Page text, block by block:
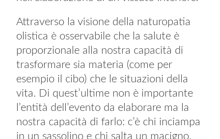
Attraverso la visione della naturopatia
olistica è osservabile che la salute è
proporzionale alla nostra capacità di
trasformare sia materia (come per
esempio il cibo) che le situazioni della
vita. Di quest’ultime non è importante
l’entità dell’evento da elaborare ma la
nostra capacità di farlo: c’è chi inciampa
in un sassolino e chi salta un macigno.